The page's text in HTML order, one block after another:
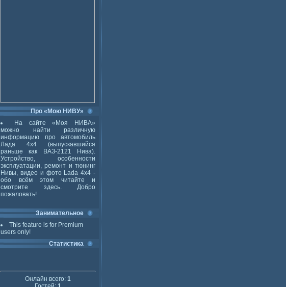
Про «Мою НИВУ»
На сайте «Моя НИВА»
можно найти различную
информацию про автомобиль
Лада 4x4 (выпускавшийся
раньше как ВАЗ-2121 Нива).
Устройство, особенности
эксплуатации, ремонт и тюнинг
Нивы, видео и фото Lada 4x4 -
обо всём этом читайте и
смотрите здесь. Добро
пожаловать!
Занимательное
This feature is for Premium
users only!
Статистика
Онлайн всего: 1